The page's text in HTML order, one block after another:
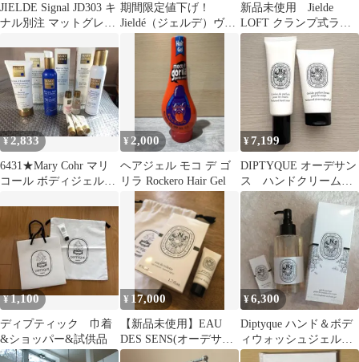
JIELDE Signal JD303 キ
ナル別注 マットグレー
期間限定値下げ！
Jieldé（ジェルデ）ヴィ
ンテージ（初期グリー
ンプレート）
新品未使用 Jielde
LOFT クランプ式ライ
ト PFS購入 フランス製
¥2,833
6431★Mary Cohr マリ
コール ボディジェル美
¥ 2,000
ヘアジェル モコ デ ゴ
リラ Rockero Hair Gel
¥7,199
DIPTYQUE オーデサン
ス ハンドクリーム
ウォッシュジェル
¥1,100
ディプティック 巾着
&ショッパー&試供品
¥ 17,000
【新品未使用】EAU
DES SENS(オーデサン
ス)50mL ディプティッ
¥6,300
Diptyque ハンド＆ボデ
ィウォッシュジェル
オーデサンス